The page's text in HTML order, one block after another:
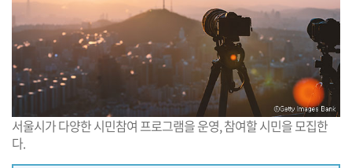
서울시가 다양한 시민참여 프로그램을 운영, 참여할 시민을 모집한
다.